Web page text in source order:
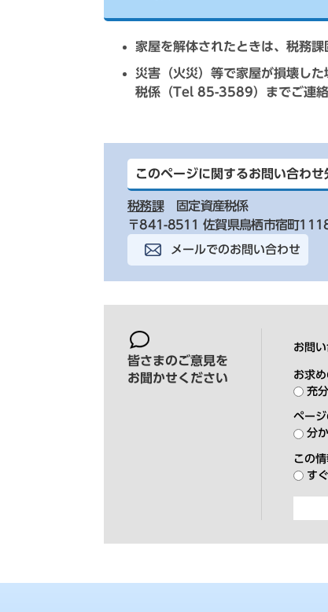
家屋を解体されたときは、税務
災害（火災）等で家屋が損壊し
税係（Tel 85-3589）までご連絡
このページに関するお問い合わせ
税務課
固定資産税係
〒841-8511 佐賀県鳥栖市宿町
メールでのお問い合わせ
皆さまのご意見を
お聞かせください
お問
お求
充
ペー
分
この
す